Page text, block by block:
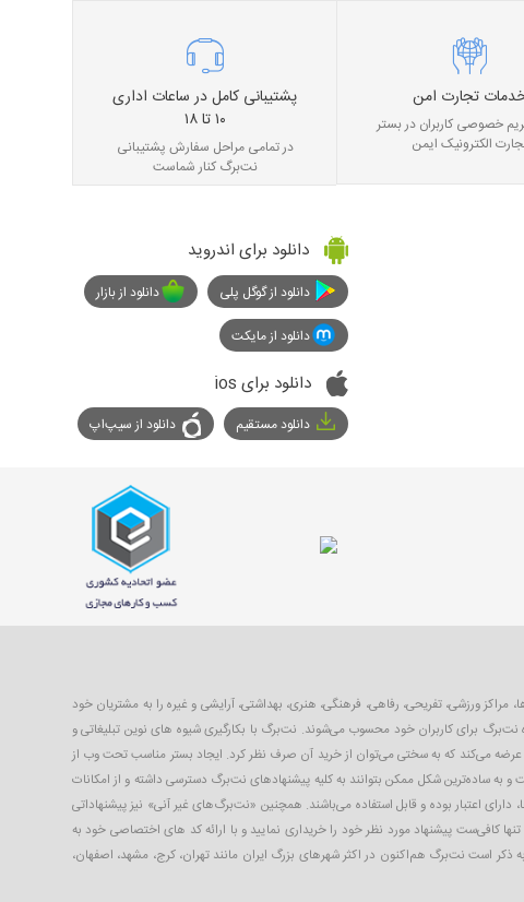
تجارت امن
خصوصی کاربران در بستر
الکترونیک ایمن
پشتیبانی کامل در ساعات اداری
۱۰ تا ۱۸
در تمامی مراحل سفارش پشتیبانی
نت‌برگ کنار شماست
دانلود برای اندروید
دانلود از گوگل پلی
دانلود از بازار
دانلود از مایکت
دانلود برای ios
دانلود مستقیم دانلود از سیپ‌اپ
را با ۴۰ تا ۹۹ درصد تخفیف از بهترین مکان‌های شهر شامل رستوران‌ها، مراکز ورزشی، تفریحی، رفاهی، فرهنگی، هنری، بهداشتی، آرایشی و غیره را به مشتریان خود
برای کاربران خود محسوب می‌شوند. نت‌برگ با بکارگیری شیوه های نوین تبلیغاتی و
عرضه می‌کند که به سختی می‌توان از خرید آن صرف نظر کرد. ایجاد بستر مناسب تحت وب از
ساده‌ترین شکل ممکن بتوانند به کلیه پیشنهادهای نت‌برگ دسترسی داشته و از امکانات
اعتبار بوده و قابل استفاده می‌باشند. همچنین «نت‌برگ‌های غیر آنی» نیز پیشنهاداتی
کافی‌ست پیشنهاد مورد نظر خود را خریداری نمایید و با ارائه کد های اختصاصی خود به
ذکر است نت‌برگ هم‌اکنون در اکثر شهرهای بزرگ ایران مانند تهران، کرج، مشهد، اصفهان،